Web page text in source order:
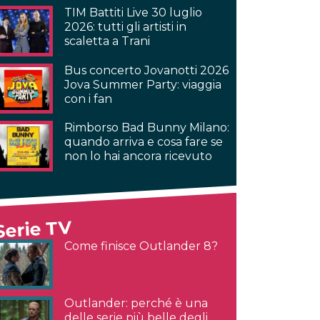
TIM Battiti Live 30 luglio
2026: tutti gli artisti in
scaletta a Trani
Bus concerto Jovanotti 2026
Jova Summer Party: viaggia
con i fan
Rimborso Bad Bunny Milano:
quando arriva e cosa fare se
non lo hai ancora ricevuto
TV
Come finisce Outlander 8?
Outlander: perché è una